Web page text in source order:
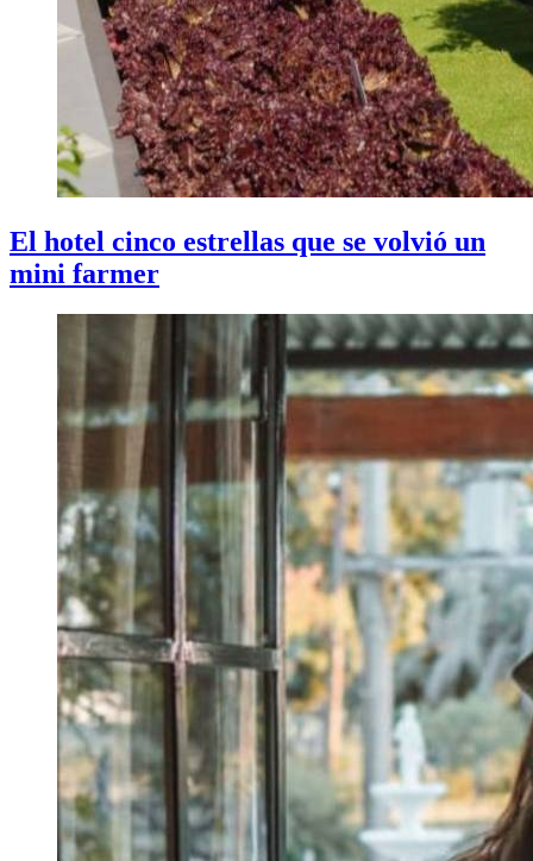
El hotel cinco estrellas que se volvió un
mini farmer